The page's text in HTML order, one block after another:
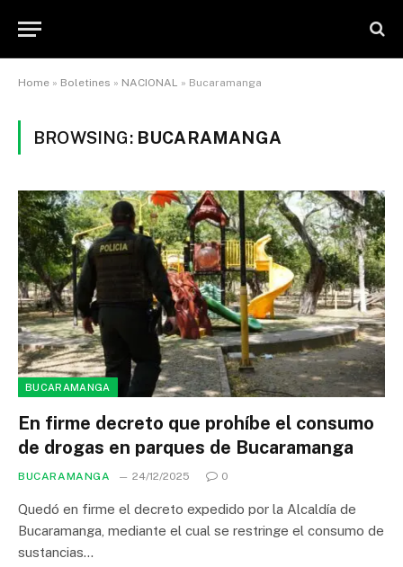
Home » Boletines » NACIONAL » Bucaramanga
BROWSING: BUCARAMANGA
BUCARAMANGA
En firme decreto que prohíbe el consumo
de drogas en parques de Bucaramanga
BUCARAMANGA 24/12/2025 0
Quedó en firme el decreto expedido por la Alcaldía de
Bucaramanga, mediante el cual se restringe el consumo de
sustancias…